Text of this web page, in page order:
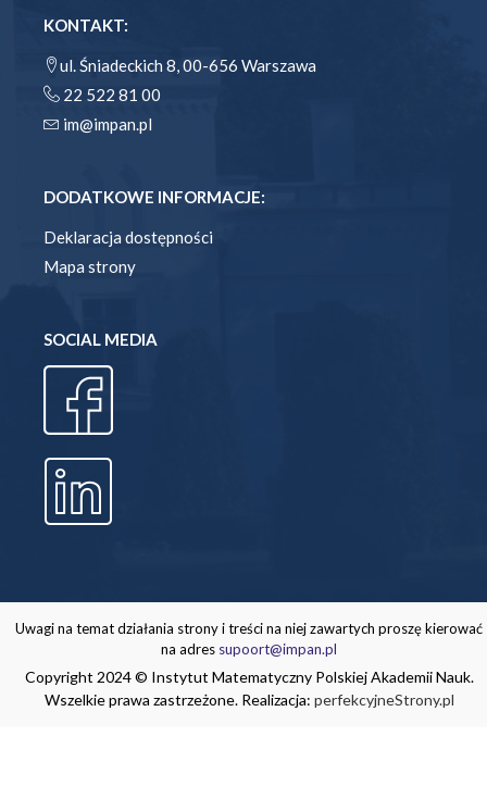
KONTAKT:
ul. Śniadeckich 8, 00-656 Warszawa
22 522 81 00
im@impan.pl
DODATKOWE INFORMACJE:
Deklaracja dostępności
Mapa strony
SOCIAL MEDIA
Uwagi na temat działania strony i treści na niej zawartych proszę kierować
na adres supoort@impan.pl
Copyright 2024 © Instytut Matematyczny Polskiej Akademii Nauk.
Wszelkie prawa zastrzeżone. Realizacja: perfekcyjneStrony.pl